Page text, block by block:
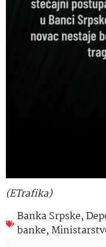
(ETrafika)
Banka Srpske,
banke,